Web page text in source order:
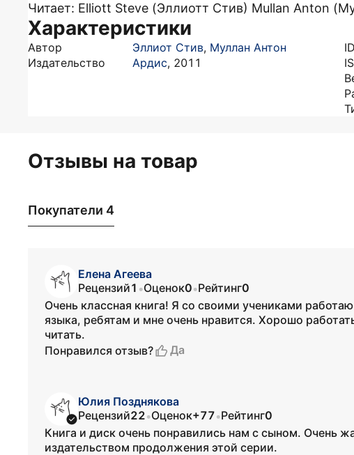
Читает: Elliott Steve (Эллиотт Стив) Mullan Anton
Характеристики
Автор Эллиот Стив, Муллан Антон
Издательство
Ардис, 2011
Отзывы на товар
Покупатели 4
Елена Агеева
Рецензий1 •Оценок0•Рейтинг0
Очень классная книга! Я со своими учениками
языка, ребятам и мне очень нравится. Хорошо
читать.
Понравился отзыв?
Да
Юлия Позднякова
Рецензий22•Оценок+77•Рейтинг0
Книга и диск очень понравились нам с сыном. Очень
издательством продолжения этой серии.